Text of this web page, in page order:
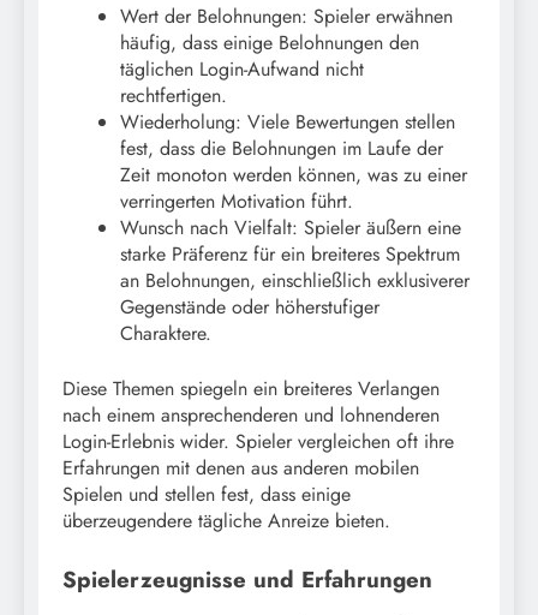
Wert der Belohnungen: Spieler erwähnen
häufig, dass einige Belohnungen den
täglichen Login-Aufwand nicht
rechtfertigen.
Wiederholung: Viele Bewertungen stellen
fest, dass die Belohnungen im Laufe der
Zeit monoton werden können, was zu einer
verringerten Motivation führt.
Wunsch nach Vielfalt: Spieler äußern eine
starke Präferenz für ein breiteres Spektrum
an Belohnungen, einschließlich exklusiverer
Gegenstände oder höherstufiger
Charaktere.
Diese Themen spiegeln ein breiteres Verlangen
nach einem ansprechenderen und lohnenderen
Login-Erlebnis wider. Spieler vergleichen oft ihre
Erfahrungen mit denen aus anderen mobilen
Spielen und stellen fest, dass einige
überzeugendere tägliche Anreize bieten.
Spielerzeugnisse und Erfahrungen